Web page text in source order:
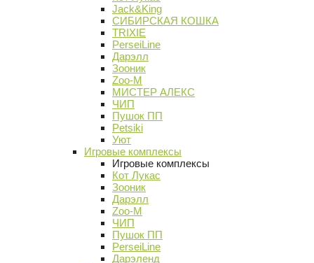
Jack&King
СИБИРСКАЯ КОШКА
TRIXIE
PerseiLine
Дарэлл
Зооник
Zoo-M
МИСТЕР АЛЕКС
ЧИП
Пушок ПП
Petsiki
Уют
Игровые комплексы
Игровые комплексы
Кот Лукас
Зооник
Дарэлл
Zoo-M
ЧИП
Пушок ПП
PerseiLine
Дарэленд